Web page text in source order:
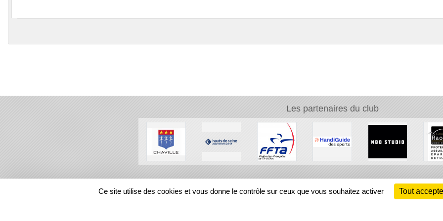
Les partenaires du club
REGIONS
Ce site utilise des cookies et vous donne le contrôle sur ceux que vous souhaitez activer Tout